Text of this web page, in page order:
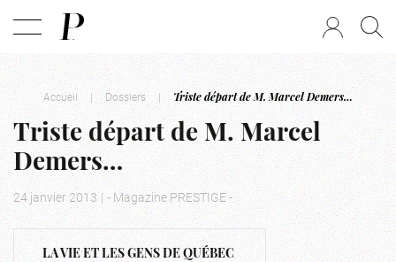
Accueil | Dossiers | Triste départ de M. Marcel Demers…
Triste départ de M. Marcel
Demers…
24 janvier 2013 | - Magazine PRESTIGE -
LA VIE ET LES GENS DE QUÉBEC